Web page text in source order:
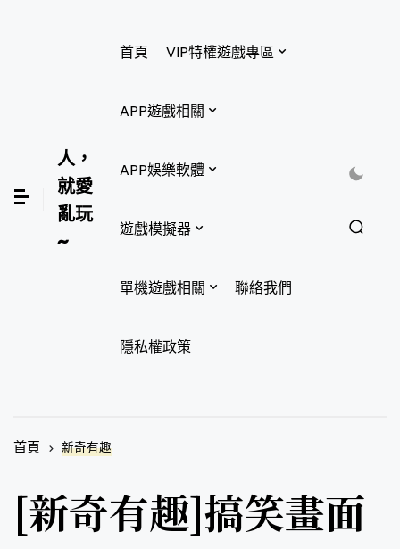
人，
就愛
亂玩
~
首頁 VIP特權遊戲專區
APP遊戲相關
APP娛樂軟體
遊戲模擬器
單機遊戲相關 聯絡我們
隱私權政策
首頁 新奇有趣
[新奇有趣]搞笑畫面